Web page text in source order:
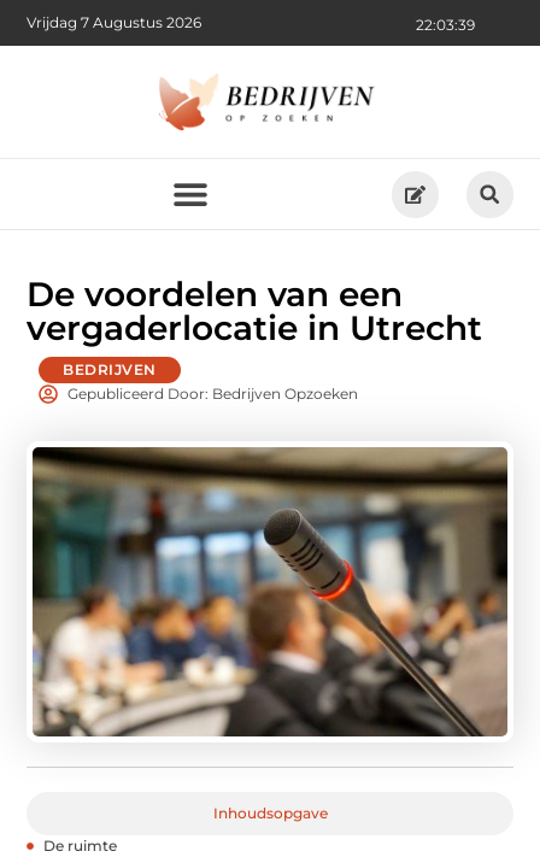
22:03:41
Vrijdag 7 Augustus 2026
De voordelen van een
vergaderlocatie in Utrecht
BEDRIJVEN
Gepubliceerd Door: Bedrijven Opzoeken
Inhoudsopgave
De ruimte